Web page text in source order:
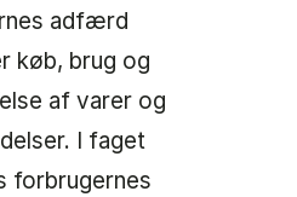
adfærd
køb, brug og
af varer og
I faget
forbrugernes